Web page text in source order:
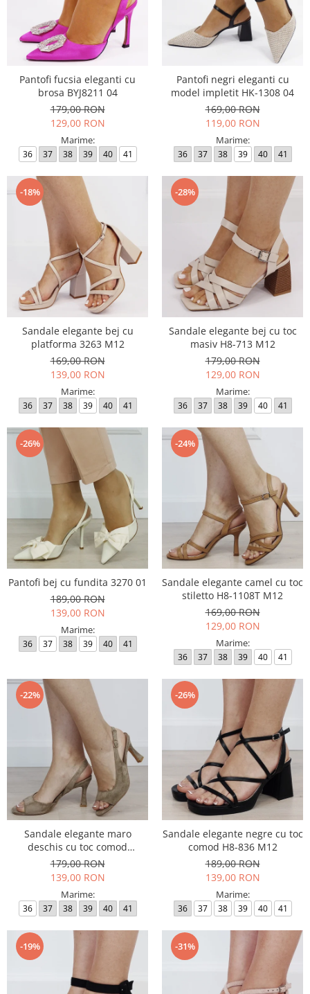
Pantofi fucsia eleganti cu
brosa BYJ8211 04
179,00 RON
129,00 RON
Marime:
36 37 38 39 40 41
Pantofi negri eleganti cu
model impletit HK-1308 04
169,00 RON
119,00 RON
Marime:
36 37 38 39 40 41
-18%
Sandale elegante bej cu
platforma 3263 M12
169,00 RON
139,00 RON
Marime:
36 37 38 39 40 41
-28%
Sandale elegante bej cu toc
masiv H8-713 M12
179,00 RON
129,00 RON
Marime:
36 37 38 39 40 41
-26%
Pantofi bej cu fundita 3270 01
189,00 RON
139,00 RON
Marime:
36 37 38 39 40 41
-24%
Sandale elegante camel cu toc
stiletto H8-1108T M12
169,00 RON
129,00 RON
Marime:
36 37 38 39 40 41
-22%
Sandale elegante maro
deschis cu toc comod
BYJ8618-2 M11
179,00 RON
139,00 RON
Marime:
36 37 38 39 40 41
-26%
Sandale elegante negre cu toc
comod H8-836 M12
189,00 RON
139,00 RON
Marime:
36 37 38 39 40 41
-19% -31%